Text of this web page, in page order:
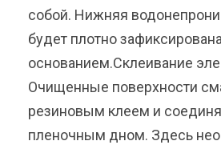
собой. Нижняя
будет плотно
основанием.Склеивание
Очищенные поверхности
резиновым клеем и
пленочным дном. Здесь